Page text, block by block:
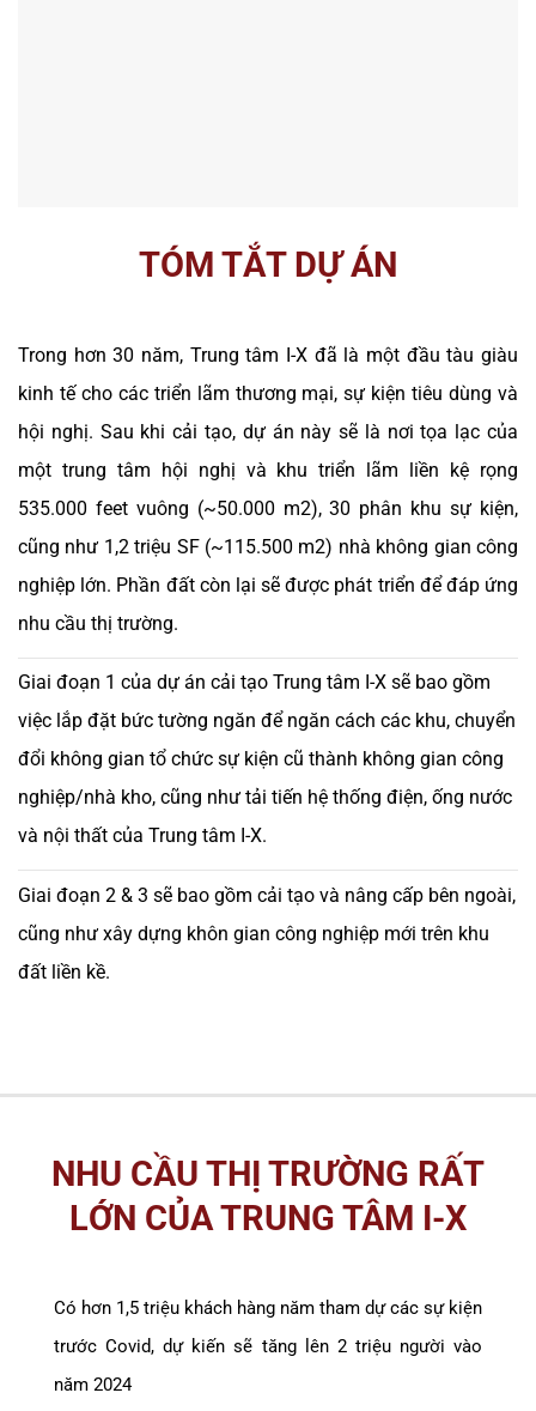
TÓM TẮT DỰ ÁN
Trong hơn 30 năm, Trung tâm I-X đã là một đầu tàu giàu
kinh tế cho các triển lãm thương mại, sự kiện tiêu dùng và
hội nghị. Sau khi cải tạo, dự án này sẽ là nơi tọa lạc của
một trung tâm hội nghị và khu triển lãm liền kệ rọng
535.000 feet vuông (~50.000 m2), 30 phân khu sự kiện,
cũng như 1,2 triệu SF (~115.500 m2) nhà không gian công
nghiệp lớn. Phần đất còn lại sẽ được phát triển để đáp ứng
nhu cầu thị trường.
Giai đoạn 1 của dự án cải tạo Trung tâm I-X sẽ bao gồm
việc lắp đặt bức tường ngăn để ngăn cách các khu, chuyển
đổi không gian tổ chức sự kiện cũ thành không gian công
nghiệp/nhà kho, cũng như tải tiến hệ thống điện, ống nước
và nội thất của Trung tâm I-X.
Giai đoạn 2 & 3 sẽ bao gồm cải tạo và nâng cấp bên ngoài,
cũng như xây dựng khôn gian công nghiệp mới trên khu
đất liền kề.
NHU CẦU THỊ TRƯỜNG RẤT
LỚN CỦA TRUNG TÂM I-X
Có hơn 1,5 triệu khách hàng năm tham dự các sự kiện
trước Covid, dự kiến sẽ tăng lên 2 triệu người vào
năm 2024